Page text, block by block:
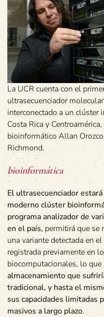
La UCR cuenta con el
ultrasecuenciador molecular
interconectado a un clúster
Costa Rica y
bioinformático Allan
Richmond.
bioinformática
El ultrasecuenciador
moderno clúster
programa analizador de
en el país, permitirá que se
una variante detectada en
registrada previamente en
biocomputacionales, lo que
almacenamiento que
tradicional, y hasta el
sus capacidades limitadas
masivos a largo plazo.